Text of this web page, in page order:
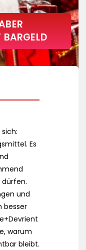
Es
und
besser
warum
bleibt.